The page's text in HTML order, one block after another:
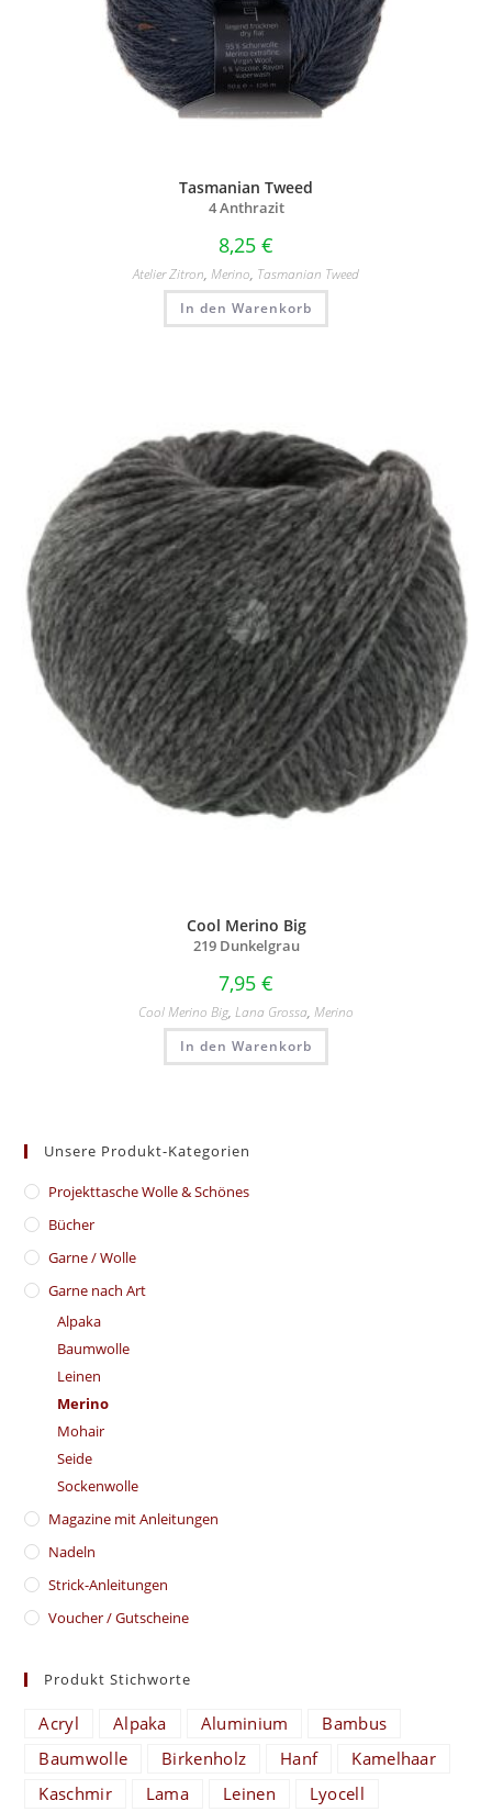
Tasmanian Tweed
4 Anthrazit
8,25 €
Atelier Zitron, Merino, Tasmanian Tweed
In den Warenkorb
Cool Merino Big
219 Dunkelgrau
7,95 €
Cool Merino Big, Lana Grossa, Merino
In den Warenkorb
Unsere Produkt-Kategorien
​Projekttasche Wolle & Schönes
Bücher
Garne / Wolle
Garne nach Art
Alpaka
Baumwolle
Leinen
Merino
Mohair
Seide
Sockenwolle
Magazine mit Anleitungen
Nadeln
Strick-Anleitungen
Voucher / Gutscheine
Produkt Stichworte
Acryl Alpaka Aluminium
Bambus
Baumwolle
Birkenholz Hanf
Kamelhaar
Kaschmir
Lama Leinen
Lyocell